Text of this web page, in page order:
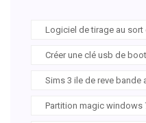
Logiciel de tirage au sort
Créer une clé usb de
Sims 3 ile de reve bande
Partition magic windows